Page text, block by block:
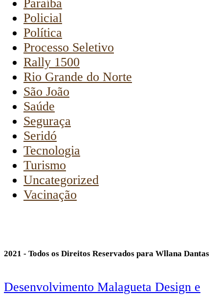
Paraíba
Policial
Política
Processo Seletivo
Rally 1500
Rio Grande do Norte
São João
Saúde
Seguraça
Seridó
Tecnologia
Turismo
Uncategorized
Vacinação
2021 - Todos os Direitos Reservados para Wllana Dantas
Desenvolvimento Malagueta Design e